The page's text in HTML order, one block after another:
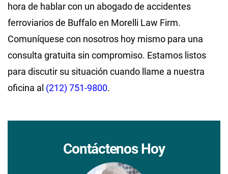
hora de hablar con un abogado de accidentes
ferroviarios de Buffalo en Morelli Law Firm.
Comuníquese con nosotros hoy mismo para una
consulta gratuita sin compromiso. Estamos listos
para discutir su situación cuando llame a nuestra
oficina al (212) 751-9800.
Contáctenos Hoy